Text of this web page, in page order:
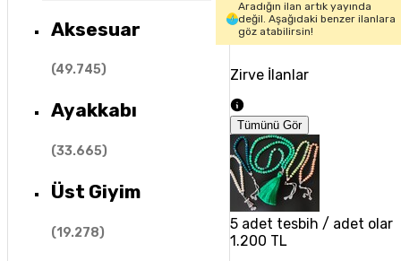
Aksesuar
(49.745)
Ayakkabı
(33.665)
Üst Giyim
(19.278)
Aradığın ilan artık yayında
değil. Aşağıdaki benzer ilanlara
göz atabilirsin!
Zirve İlanlar
Tümünü Gör
5 adet tesbih / adet
1.200 TL